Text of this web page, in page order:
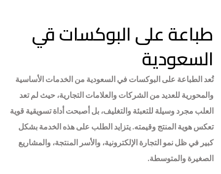
طباعة على البوكسات قي
السعودية
تُعد الطباعة على البوكسات في السعودية من الخدمات الأساسية
والمحورية للعديد من الشركات والعلامات التجارية، حيث لم تعد
العلب مجرد وسيلة للتعبئة والتغليف، بل أصبحت أداة تسويقية قوية
تعكس هوية المنتج وقيمته. يتزايد الطلب على هذه الخدمة بشكل
كبير في ظل نمو التجارة الإلكترونية، والأسر المنتجة، والمشاريع
الصغيرة والمتوسطة.